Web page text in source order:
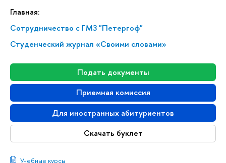
Главная:
Сотрудничество с ГМЗ "Петергоф"
Студенческий журнал «Своими словами»
Подать документы
Приемная комиссия
Для иностранных абитуриентов
Скачать буклет
Учебные курсы